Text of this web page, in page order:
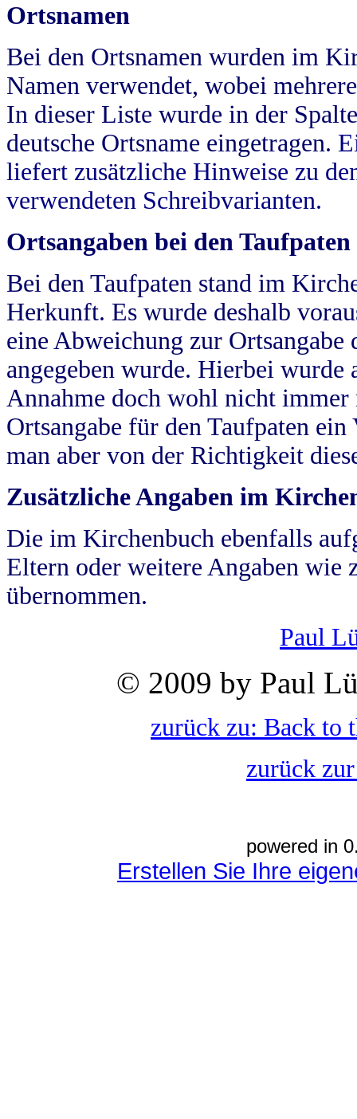
Ortsnamen
Bei den Ortsnamen wurden im
Namen verwendet, wobei
In dieser Liste wurde in der
deutsche Ortsname eingetragen.
liefert zusätzliche Hinweise zu
verwendeten Schreibvarianten.
Ortsangaben bei den Taufpaten
Bei den Taufpaten stand im
Herkunft. Es wurde deshalb
eine Abweichung zur
angegeben wurde. Hierbei wurde
Annahme doch wohl nicht
Ortsangabe für den Taufpaten
man aber von der Richtigkeit
Zusätzliche Angaben im
Die im Kirchenbuch ebenfalls
Eltern oder weitere Angaben wie
übernommen.
Paul
© 2009 by Paul
zurück zu: Back to
zurück
powered in
Erstellen Sie Ihre